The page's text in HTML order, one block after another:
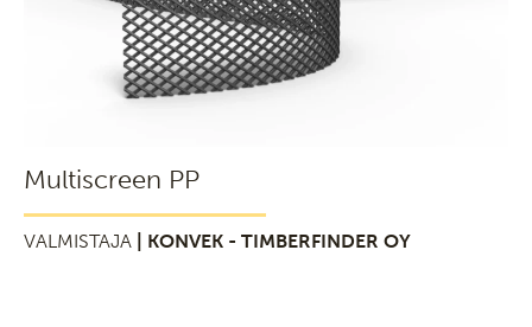
Multiscreen PP
VALMISTAJA | KONVEK - TIMBERFINDER OY